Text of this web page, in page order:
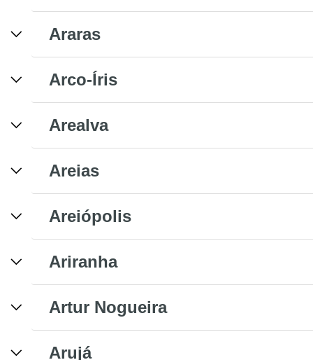
Araras
Arco-Íris
Arealva
Areias
Areiópolis
Ariranha
Artur Nogueira
Arujá